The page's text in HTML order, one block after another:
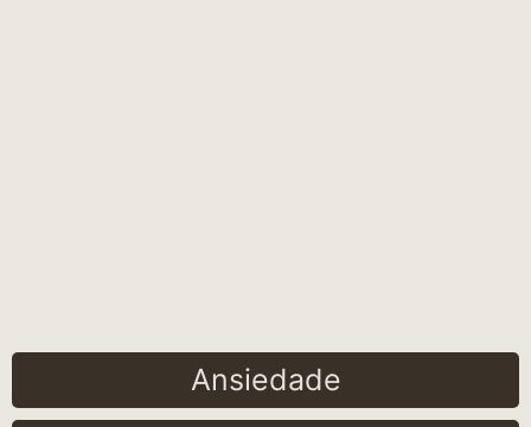
Ansiedade